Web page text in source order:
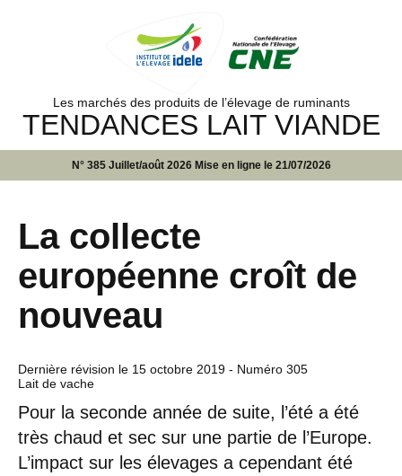
Les marchés des produits de l’élevage de ruminants
TENDANCES LAIT VIANDE
N° 385 Juillet/août 2026 Mise en ligne le 21/07/2026
La collecte
européenne croît de
nouveau
Dernière révision le 15 octobre 2019 - Numéro 305
Lait de vache
Pour la seconde année de suite, l’été a été
très chaud et sec sur une partie de l’Europe.
L’impact sur les élevages a cependant été